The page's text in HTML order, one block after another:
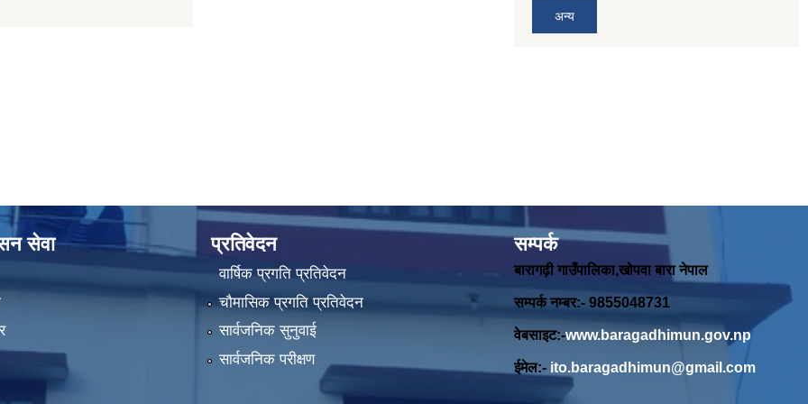
अन्य
सेवा प्रतिवेदन
वार्षिक प्रगति प्रतिवेदन
चौमासिक प्रगति प्रतिवेदन
सार्वजनिक सुनुवाई
सार्वजनिक परीक्षण
सम्पर्क
बारागढ़ी गाउँपालिका,खोपवा बारा नेपाल
सम्पर्क नम्बर:- 9855048731
वेबसाइट:-www.baragadhimun.gov.np
ईमेल:- ito.baragadhimun@gmail.com